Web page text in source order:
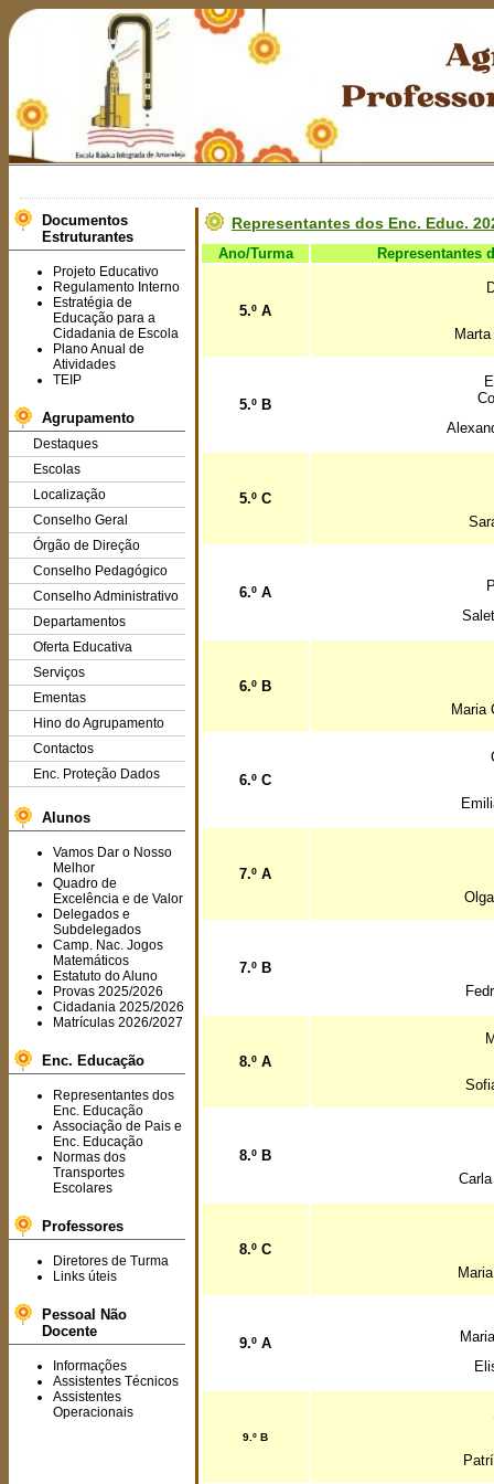
Documentos
Estruturantes
Projeto Educativo
Regulamento Interno
Estratégia de
Educação para a
Cidadania de Escola
Plano Anual de
Atividades
TEIP
Agrupamento
Destaques
Escolas
Localização
Conselho Geral
Órgão de Direção
Conselho Pedagógico
Conselho Administrativo
Departamentos
Oferta Educativa
Serviços
Ementas
Hino do Agrupamento
Contactos
Enc. Proteção Dados
Alunos
Vamos Dar o Nosso
Melhor
Quadro de
Excelência e de Valor
Delegados e
Subdelegados
Camp. Nac. Jogos
Matemáticos
Estatuto do Aluno
Provas 2025/2026
Cidadania 2025/2026
Matrículas 2026/2027
Enc. Educação
Representantes dos
Enc. Educação
Associação de Pais e
Enc. Educação
Normas dos
Transportes
Escolares
Professores
Diretores de Turma
Links úteis
Pessoal Não
Docente
Informações
Assistentes Técnicos
Assistentes
Operacionais
Representantes dos Enc. Educ.
Ano/Turma Representantes
5.º A
5.º B
5.º C
6.º A
6.º B
Maria
6.º C
7.º A
7.º B
8.º A
8.º B
8.º C
9.º A
9.º B